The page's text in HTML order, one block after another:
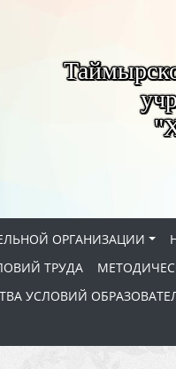
ОРГАНИЗАЦИИ
ТРУДА
УСЛОВИЙ